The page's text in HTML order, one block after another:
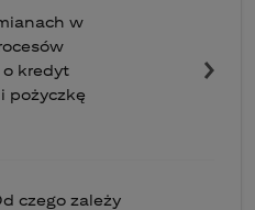
w
kredyt
pożyczkę
czego zależy